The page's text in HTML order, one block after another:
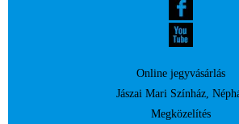
Online jegyvásárlás
Jászai Mari Színház,
Megközelítés